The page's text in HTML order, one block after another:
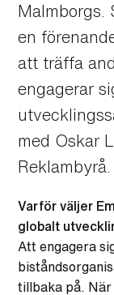
Malmborgs.
en
att träffa
engagerar
med Oskar
Reklambyrå.
Varför väljer
globalt
Att engagera
tillbaka på. När